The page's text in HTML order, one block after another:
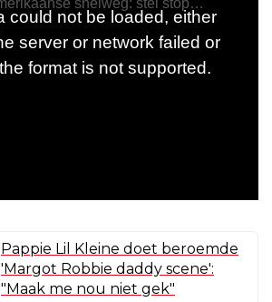
Pappie Lil Kleine doet beroemde
'Margot Robbie daddy scene':
"Maak me nou niet gek"